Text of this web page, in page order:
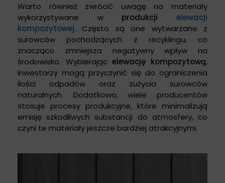
Warto również zwrócić uwagę na materiały
wykorzystywane w produkcjielewacji
kompozytowej. Często są one wytwarzane z
surowców pochodzących z recyklingu, co
znacząco zmniejsza negatywny wpływ na
środowisko. Wybierającelewację kompozytową,
inwestorzy mogą przyczynić się do ograniczenia
ilości odpadów oraz zużycia surowców
naturalnych. Dodatkowo, wiele producentów
stosuje procesy produkcyjne, które minimalizują
emisję szkodliwych substancji do atmosfery, co
czyni te materiały jeszcze bardziej atrakcyjnymi.